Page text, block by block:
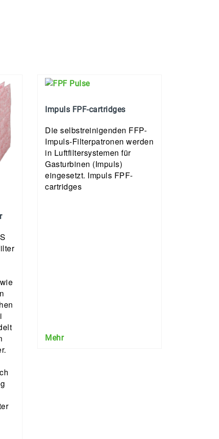
Impuls FPF-cartridges
Die selbstreinigenden FFP-
Impuls-Filterpatronen werden
in Luftfiltersystemen für
Gasturbinen (Impuls)
eingesetzt. Impuls FPF-
cartridges
Mehr